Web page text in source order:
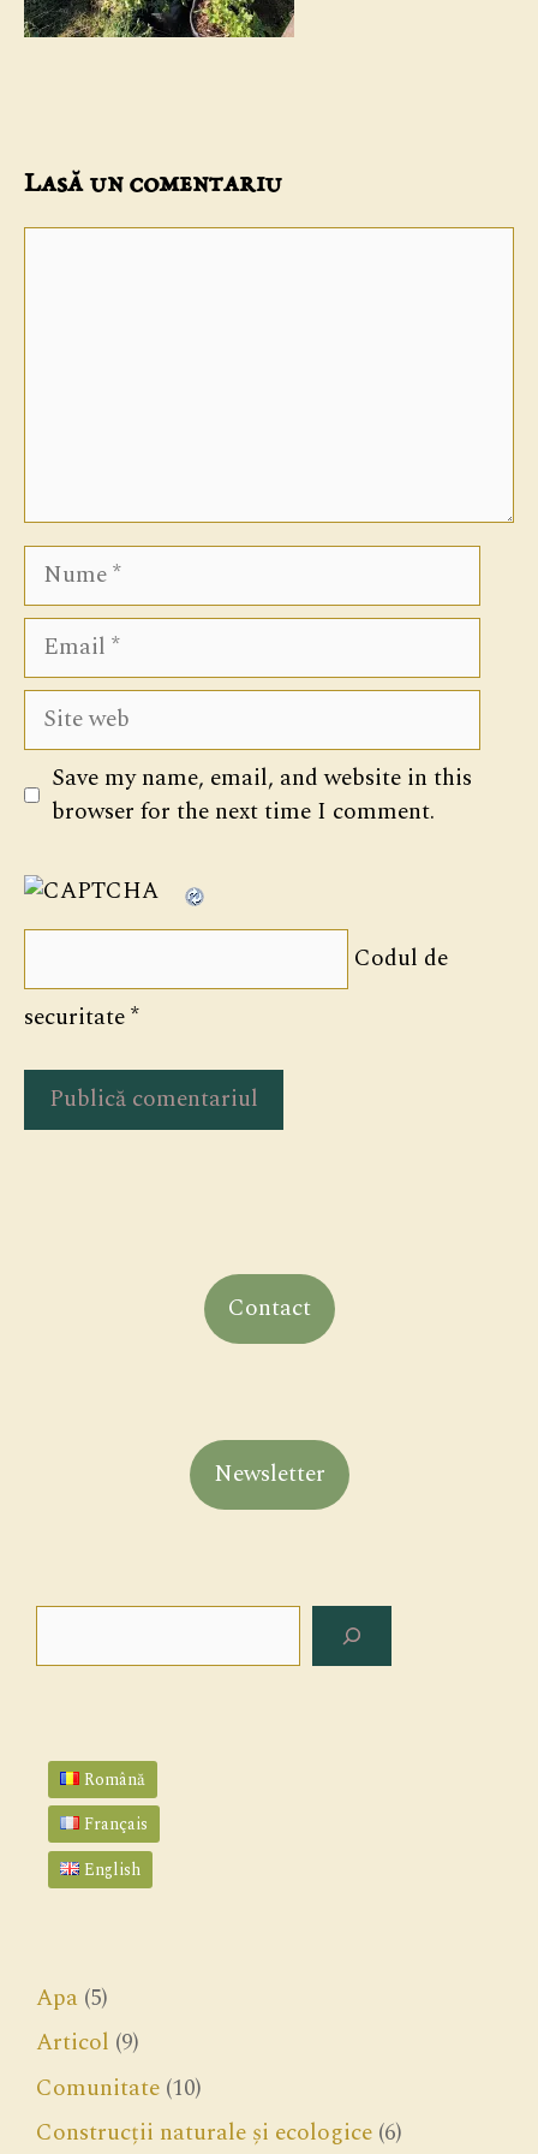
Lasă un comentariu
Nume
Email
Site
web
Save my name, email, and website in this
browser for the next time I comment.
Codul de
securitate*
Contact
Newsletter
Română
Français
English
Apa (5)
Articol (9)
Comunitate (10)
Construcții naturale și ecologice (6)